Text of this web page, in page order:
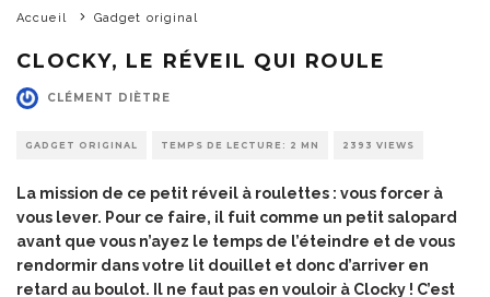
Accueil Gadget original
CLOCKY, LE RÉVEIL QUI ROULE
CLÉMENT DIÈTRE
GADGET ORIGINAL TEMPS DE LECTURE: 2 MN 2393 VIEWS
La mission de ce petit réveil à roulettes : vous forcer à
vous lever. Pour ce faire, il fuit comme un petit salopard
avant que vous n’ayez le temps de l’éteindre et de vous
rendormir dans votre lit douillet et donc d’arriver en
retard au boulot. Il ne faut pas en vouloir à Clocky ! C’est